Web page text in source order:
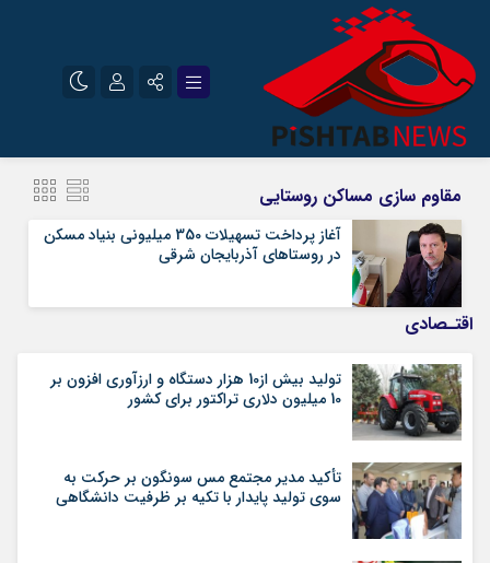
سروش
ایتا
آپارات
رمز عبور
مقاوم سازی مساکن روستایی
آغاز پرداخت تسهیلات 350 میلیونی بنیاد مسکن
در روستاهای آذربایجان شرقی
اقتـصادی
تولید بیش از10 هزار دستگاه و ارزآوری افزون بر
10 میلیون دلاری تراکتور برای کشور
تأکید مدیر مجتمع مس سونگون بر حرکت به
سوی تولید پایدار با تکیه بر ظرفیت دانشگاهی